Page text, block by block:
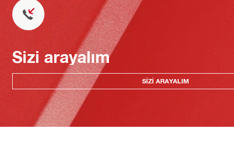
Sizi arayalım
SIZI ARAYALIM